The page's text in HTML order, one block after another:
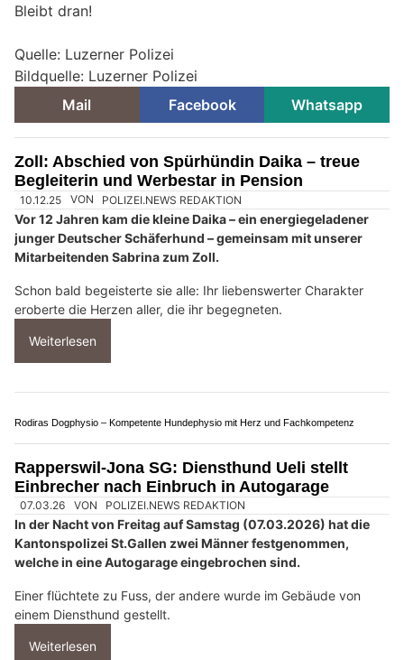
Bleibt dran!
Quelle: Luzerner Polizei
Bildquelle: Luzerner Polizei
Mail
Facebook Whatsapp
Zoll: Abschied von Spürhündin Daika – treue
Begleiterin und Werbestar in Pension
Vor 12 Jahren kam die kleine Daika – ein energiegeladener
junger Deutscher Schäferhund – gemeinsam mit unserer
Mitarbeitenden Sabrina zum Zoll.
Schon bald begeisterte sie alle: Ihr liebenswerter Charakter
eroberte die Herzen aller, die ihr begegneten.
Weiterlesen